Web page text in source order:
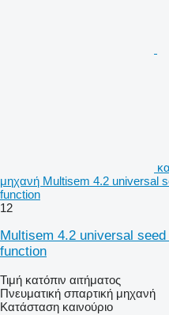
μηχανή Multisem 4.2 universal
function
12
Multisem 4.2 universal
function
Τιμή κατόπιν αιτήματος
Πνευματική σπαρτική μηχανή
Κατάσταση καινούριο